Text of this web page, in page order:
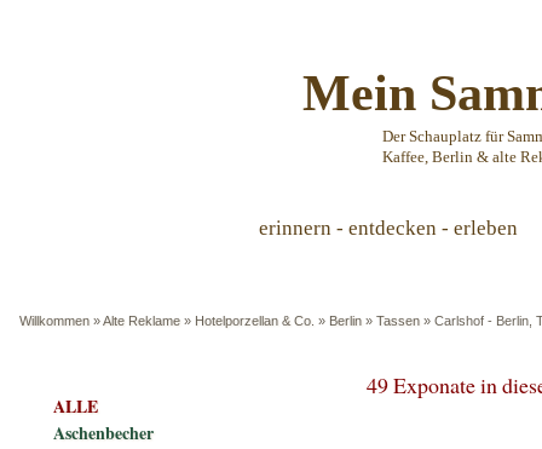
Mein
Der Schauplatz für
Kaffee, Berlin & alte
erinnern - entdecken - erleben
Willkommen »Alte Reklame » Hotelporzellan & Co. » Berlin » Tassen » Carlshof - Berlin,
49 Exponate in
ALLE
Aschenbecher